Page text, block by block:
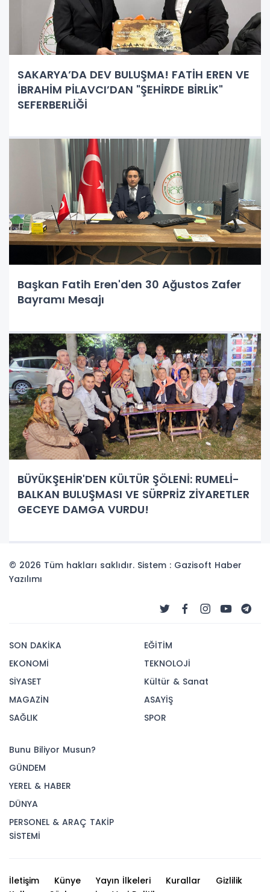
SAKARYA’DA DEV BULUŞMA! FATİH EREN VE
İBRAHİM PİLAVCI’DAN "ŞEHİRDE BİRLİK"
SEFERBERLİĞİ
Başkan Fatih Eren'den 30 Ağustos Zafer
Bayramı Mesajı
BÜYÜKŞEHİR'DEN KÜLTÜR ŞÖLENİ: RUMELİ-
BALKAN BULUŞMASI VE SÜRPRİZ ZİYARETLER
GECEYE DAMGA VURDU!
© 2026 Tüm hakları saklıdır. Sistem : Gazisoft Haber
Yazılımı
SON DAKİKA
EKONOMİ
SİYASET
MAGAZİN
SAĞLIK
EĞİTİM
TEKNOLOJİ
Kültür & Sanat
ASAYİŞ
SPOR
Bunu Biliyor Musun?
GÜNDEM
YEREL & HABER
DÜNYA
PERSONEL & ARAÇ TAKİP
SİSTEMİ
İletişim Künye Yayın İlkeleri Kurallar
Gizlilik